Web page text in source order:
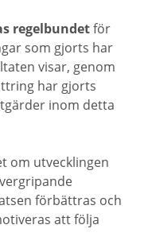
regelbundetför
som gjorts har
visar, genom
har gjorts
inom detta
om utvecklingen
förbättras och
att följa